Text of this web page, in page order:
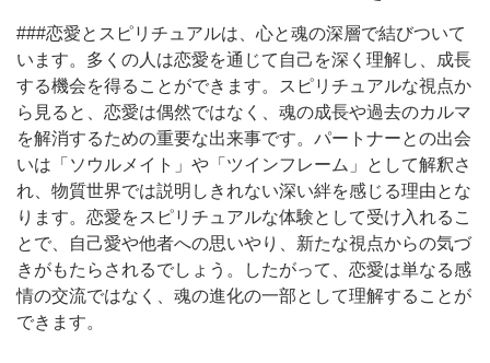
###恋愛とスピリチュアルは、心と魂の深層で結びついて
います。多くの人は恋愛を通じて自己を深く理解し、成長
する機会を得ることができます。スピリチュアルな視点か
ら見ると、恋愛は偶然ではなく、魂の成長や過去のカルマ
を解消するための重要な出来事です。パートナーとの出会
いは「ソウルメイト」や「ツインフレーム」として解釈さ
れ、物質世界では説明しきれない深い絆を感じる理由とな
ります。恋愛をスピリチュアルな体験として受け入れるこ
とで、自己愛や他者への思いやり、新たな視点からの気づ
きがもたらされるでしょう。したがって、恋愛は単なる感
情の交流ではなく、魂の進化の一部として理解することが
できます。